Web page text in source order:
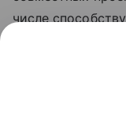
числе
укрепления
"Реализовано
всех регионах